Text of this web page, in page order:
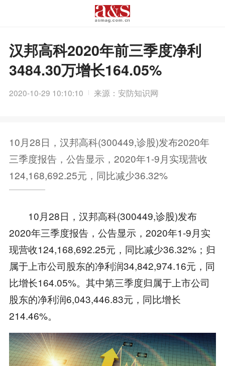
汉邦高科2020年前三季度净利
3484.30万增长164.05%
2020-10-29 10:10:10 来源：安防知识网
10月28日，汉邦高科(300449,诊股)发布2020年
三季度报告，公告显示，2020年1-9月实现营收
124,168,692.25元，同比减少36.32%
10月28日，汉邦高科(300449,诊股)发布
2020年三季度报告，公告显示，2020年1-9月实
现营收124,168,692.25元，同比减少36.32%；归
属于上市公司股东的净利润34,842,974.16元，同
比增长164.05%。其中第三季度归属于上市公司
股东的净利润6,043,446.83元，同比增长
214.46%。